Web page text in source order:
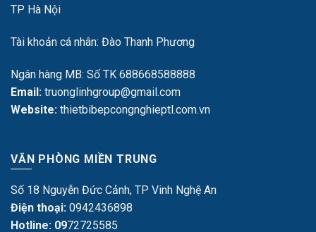
TP Hà Nội
Tài khoản cá nhân: Đào Thanh Phương
Ngân hàng MB: Số TK 688668588888
Email: truonglinhgroup@gmail.com
Website: thietbibepcongnghieptl.com.vn
VĂN PHÒNG MIỀN TRUNG
Số 18 Nguyễn Đức Cảnh, TP Vinh Nghệ An
Điện thoại: 0942436898
Hotline: 0972725585